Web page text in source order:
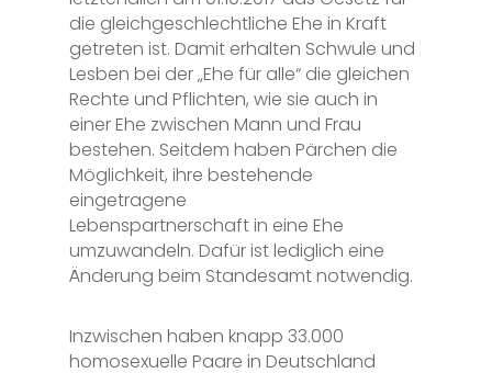
die gleichgeschlechtliche Ehe in Kraft
getreten ist. Damit erhalten Schwule und
Lesben bei der „Ehe für alle“ die gleichen
Rechte und Pflichten, wie sie auch in
einer Ehe zwischen Mann und Frau
bestehen. Seitdem haben Pärchen die
Möglichkeit, ihre bestehende
eingetragene
Lebenspartnerschaft in eine Ehe
umzuwandeln. Dafür ist lediglich eine
Änderung beim Standesamt notwendig.
Inzwischen haben knapp 33.000
homosexuelle Paare in Deutschland